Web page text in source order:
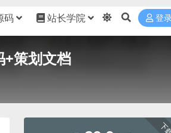
码 站长学院 登录
策划文档
下载